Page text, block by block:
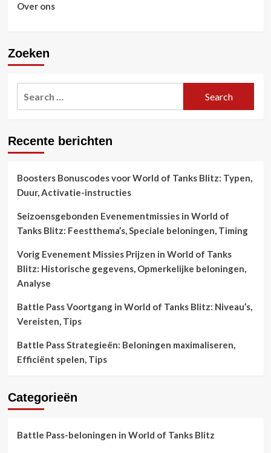
Over ons
Zoeken
Recente berichten
Boosters Bonuscodes voor World of Tanks Blitz: Typen,
Duur, Activatie-instructies
Seizoensgebonden Evenementmissies in World of
Tanks Blitz: Feestthema’s, Speciale beloningen, Timing
Vorig Evenement Missies Prijzen in World of Tanks
Blitz: Historische gegevens, Opmerkelijke beloningen,
Analyse
Battle Pass Voortgang in World of Tanks Blitz: Niveau’s,
Vereisten, Tips
Battle Pass Strategieën: Beloningen maximaliseren,
Efficiënt spelen, Tips
Categorieën
Battle Pass-beloningen in World of Tanks Blitz